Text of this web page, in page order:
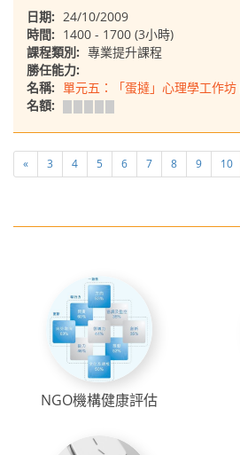
日期: 24/10/2009
時間: 1400 - 1700 (3小時)
課程類別: 專業提升課程
勝任能力:
名稱: 單元五：「蛋撻」心理學工作坊
名額:
« 3 4 5 6 7 8 9 10
NGO機構健康評估